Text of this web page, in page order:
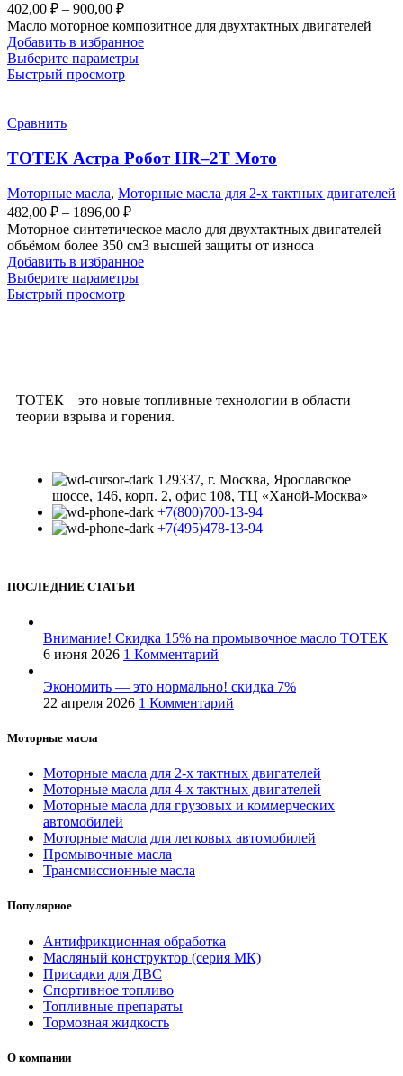
402,00 ₽ – 900,00 ₽
Масло моторное композитное для двухтактных двигателей
Добавить в избранное
Выберите параметры
Быстрый просмотр
Сравнить
ТОТЕК Астра Робот HR–2Т Мото
Моторные масла, Моторные масла для 2-х тактных двигателей
482,00 ₽ – 1896,00 ₽
Моторное синтетическое масло для двухтактных двигателей
объёмом более 350 см3 высшей защиты от износа
Добавить в избранное
Выберите параметры
Быстрый просмотр
ТОТЕК – это новые топливные технологии в области
теории взрыва и горения.
129337, г. Москва, Ярославское
шоссе, 146, корп. 2, офис 108, ТЦ «Ханой-Москва»
+7(800)700-13-94
+7(495)478-13-94
ПОСЛЕДНИЕ СТАТЬИ
Внимание! Скидка 15% на промывочное масло ТОТЕК
6 июня 2026 1 Комментарий
Экономить — это нормально! скидка 7%
22 апреля 2026 1 Комментарий
Моторные масла
Моторные масла для 2-х тактных двигателей
Моторные масла для 4-х тактных двигателей
Моторные масла для грузовых и коммерческих
автомобилей
Моторные масла для легковых автомобилей
Промывочные масла
Трансмиссионные масла
Популярное
Антифрикционная обработка
Масляный конструктор (серия МК)
Присадки для ДВС
Спортивное топливо
Топливные препараты
Тормозная жидкость
О компании